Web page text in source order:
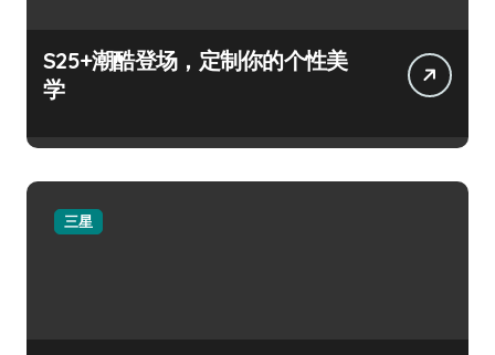
S25+潮酷登场，定制你的个性美
学
三星